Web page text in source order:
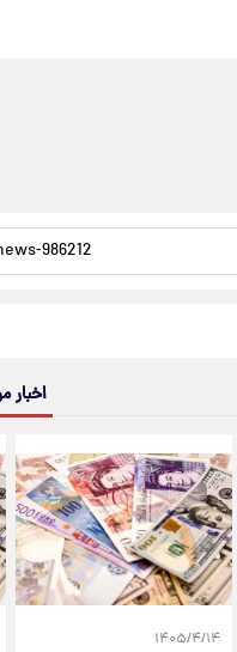
اخبار
۱۴۰۵/۴/۱۴